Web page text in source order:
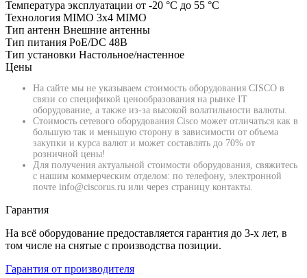
Температура эксплуатации от -20 °C до 55 °C
Технология MIMO 3х4 MIMO
Тип антенн Внешние антенны
Тип питания PoE/DC 48В
Тип установки Настольное/настенное
Цены
На сайте мы не указываем стоимость оборудования CISCO в
связи со спецификой ценообразования на рынке IT
оборудование, а также из-за высокой волатильности валюты.
Стоимость сетевого оборудования Cisco может отличаться как в
большую так и меньшую сторону в зависимости от объема
закупки и курса валют и может составлять до 70% от
розничной цены!
Для получения актуальной стоимости оборудования, свяжитесь
с нашим коммерческим отделом: по телефону, электронной
почте info@ciscorus.ru или через страницу контакты.
Гарантия
На всё оборудование предоставляется гарантия до 3-х лет, в
том числе на снятые с производства позиции.
Гарантия от производителя